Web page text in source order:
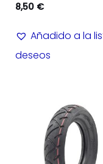
8,50 €
Añadido a la
deseos